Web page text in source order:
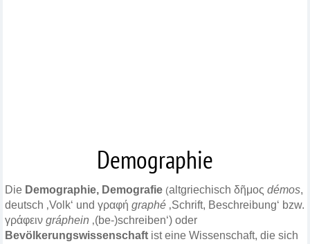
Demographie
Die Demographie, Demografie (altgriechisch δῆμος démos,
deutsch ‚Volk‘ undγραφή graphé ‚Schrift, Beschreibung‘ bzw.
γράφεινgráphein ‚(be-)schreiben‘) oder
Bevölkerungswissenschaft ist eineWissenschaft, die sich